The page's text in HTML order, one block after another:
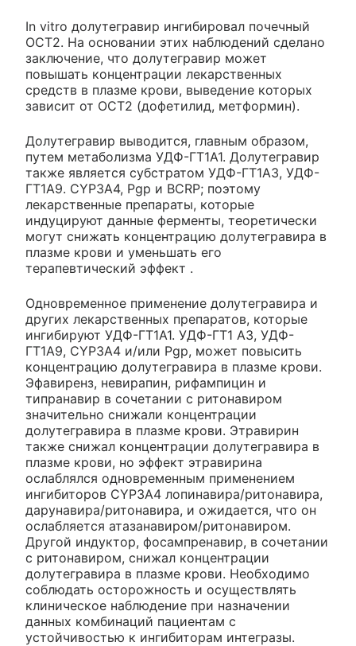
In vitro долутегравир ингибировал почечный
ОСТ2. На основании этих наблюдений сделано
заключение, что долутегравир может
повышать концентрации лекарственных
средств в плазме крови, выведение которых
зависит от ОСТ2 (дофетилид, метформин).
Долутегравир выводится, главным образом,
путем метаболизма УДФ-ГТ1А1. Долутегравир
также является субстратом УДФ-ГТ1АЗ, УДФ-
ГТ1А9. CYP3A4, Pgp и BCRP; поэтому
лекарственные препараты, которые
индуцируют данные ферменты, теоретически
могут снижать концентрацию долутегравира в
плазме крови и уменьшать его
терапевтический эффект .
Одновременное применение долутегравира и
других лекарственных препаратов, которые
ингибируют УДФ-ГТ1А1. УДФ-ГТ1 A3, УДФ-
ГТ1А9, CYP3A4 и/или Pgp, может повысить
концентрацию долутегравира в плазме крови.
Эфавиренз, невирапин, рифампицин и
типранавир в сочетании с ритонавиром
значительно снижали концентрации
долутегравира в плазме крови. Этравирин
также снижал концентрации долутегравира в
плазме крови, но эффект этравирина
ослаблялся одновременным применением
ингибиторов CYP3A4 лопинавира/ритонавира,
дарунавира/ритонавира, и ожидается, что он
ослабляется атазанавиром/ритонавиром.
Другой индуктор, фосампренавир, в сочетании
с ритонавиром, снижал концентрации
долутегравира в плазме крови. Необходимо
соблюдать осторожность и осуществлять
клиническое наблюдение при назначении
данных комбинаций пациентам с
устойчивостью к ингибиторам интегразы.